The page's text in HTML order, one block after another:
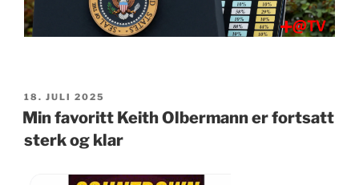
PUBLISERT
18. JULI 2025
Min favoritt Keith Olbermann er fortsatt
sterk og klar